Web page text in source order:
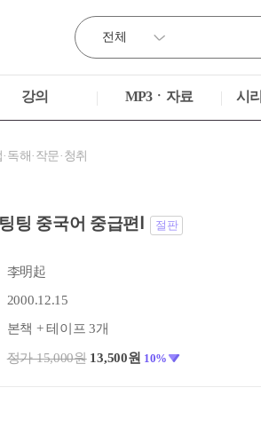
강의 MP3ㆍ자료 시
독해·작문·청취
팅 중국어 중급편Ⅰ 절판
李明起
2000.12.15
본책 + 테이프 3개
정가 15,000원 13,500원 10%